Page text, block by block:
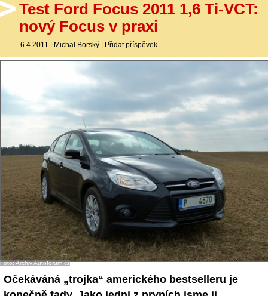
Test Ford Focus 2011 1,6 Ti-VCT:
nový Focus v praxi
6.4.2011 | Michal Borský | Přidat příspěvek
Foto: Archiv Autoforum.cz
Očekáváná „trojka“ amerického bestselleru je